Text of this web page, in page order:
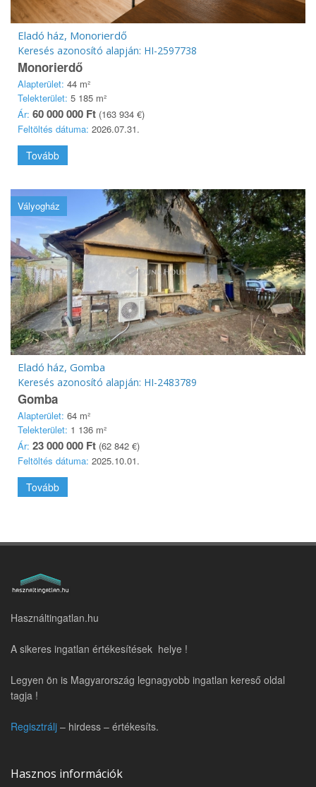
Eladó ház, Monorierdő
Keresés azonosító alapján: HI-2597738
Monorierdő
Alapterület: 44 m²
Telekterület: 5 185 m²
Ár: 60 000 000 Ft (163 934 €)
Feltöltés dátuma: 2026.07.31.
Tovább
Vályogház
Eladó ház, Gomba
Keresés azonosító alapján: HI-2483789
Gomba
Alapterület: 64 m²
Telekterület: 1 136 m²
Ár: 23 000 000 Ft (62 842 €)
Feltöltés dátuma: 2025.10.01.
Tovább
Használtingatlan.hu
A sikeres ingatlan értékesítések helye !
Legyen ön is Magyarország legnagyobb ingatlan kereső oldal
tagja !
Regisztrálj – hirdess – értékesíts.
Hasznos információk